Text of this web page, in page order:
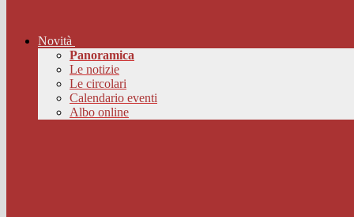
Novità
Panoramica
Le notizie
Le circolari
Calendario eventi
Albo online